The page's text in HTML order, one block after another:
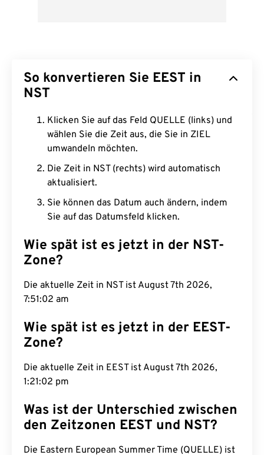
So konvertieren Sie EEST in
NST
Klicken Sie auf das Feld QUELLE (links) und
wählen Sie die Zeit aus, die Sie in ZIEL
umwandeln möchten.
Die Zeit in NST (rechts) wird automatisch
aktualisiert.
Sie können das Datum auch ändern, indem
Sie auf das Datumsfeld klicken.
Wie spät ist es jetzt in der NST-
Zone?
Die aktuelle Zeit in NST ist August 7th 2026,
7:51:03 am
Wie spät ist es jetzt in der EEST-
Zone?
Die aktuelle Zeit in EEST ist August 7th 2026,
1:21:03 pm
Was ist der Unterschied zwischen
den Zeitzonen EEST und NST?
Die Eastern European Summer Time (QUELLE) ist